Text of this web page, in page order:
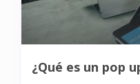
¿Qué es un pop